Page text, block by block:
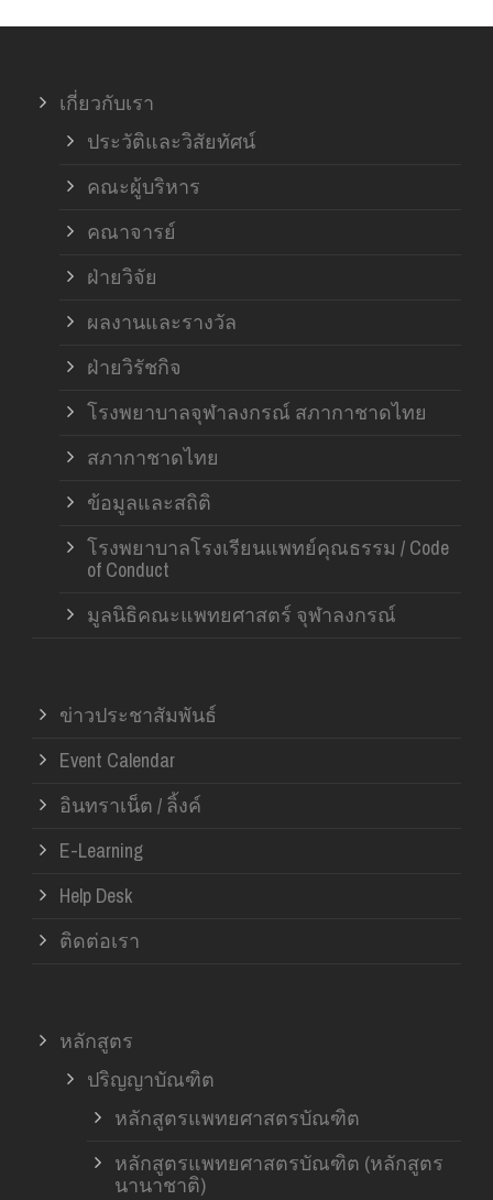
เกี่ยวกับเรา
ประวัติและวิสัยทัศน์
คณะผู้บริหาร
คณาจารย์
ฝ่ายวิจัย
ผลงานและรางวัล
ฝ่ายวิรัชกิจ
โรงพยาบาลจุฬาลงกรณ์ สภากาชาดไทย
สภากาชาดไทย
ข้อมูลและสถิติ
โรงพยาบาลโรงเรียนแพทย์คุณธรรม / Code
of Conduct
มูลนิธิคณะแพทยศาสตร์ จุฬาลงกรณ์
ข่าวประชาสัมพันธ์
Event Calendar
อินทราเน็ต / ลิ้งค์
E-Learning
Help Desk
ติดต่อเรา
หลักสูตร
ปริญญาบัณฑิต
หลักสูตรแพทยศาสตรบัณฑิต
หลักสูตรแพทยศาสตรบัณฑิต (หลักสูตร
นานาชาติ)